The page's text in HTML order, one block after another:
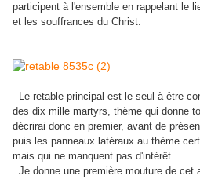
participent à l'ensemble en rappelant le
et les souffrances du Christ.
Le retable principal est le seul à être
des dix mille martyrs, thème qui donne
décrirai donc en premier, avant de
puis les panneaux latéraux au thème
mais qui ne manquent pas d'intérêt.
Je donne une première mouture de cet